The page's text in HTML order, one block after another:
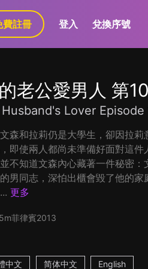
費註冊 登入 兌換序號
老公愛男人 第
Lover Episode
森和拉莉仍是大學生，卻因拉莉
即使兩人都尚未準備好面對這件
不知道文森內心藏著一件秘密：
男同志，深怕出櫃會毀了他的家
更多
菲律賓2013
中文
简体中文 English